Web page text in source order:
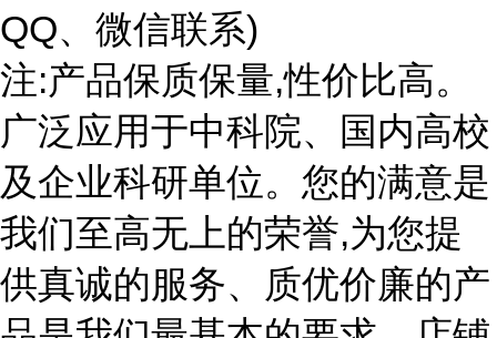
QQ、微信联系)
注:产品保质保量,性价比高。
广泛应用于中科院、国内高校
及企业科研单位。您的满意是
我们至高无上的荣誉,为您提
供真诚的服务、质优价廉的产